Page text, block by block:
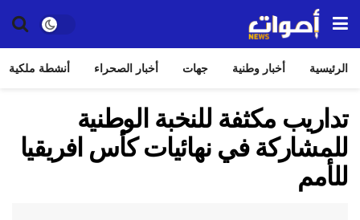
الرئيسية أخبار وطنية جهات أخبار الصحراء أنشطة ملكية
تداريب مكثفة للنخبة الوطنية
للمشاركة في نهائيات كأس افريقيا
للأمم